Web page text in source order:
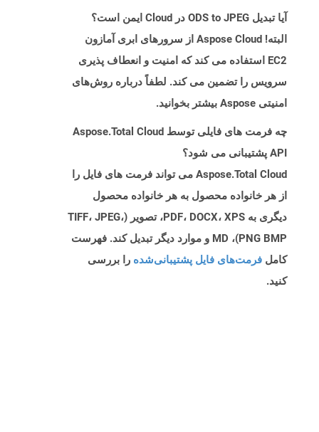
آیا تبدیل ODS to JPEG در Cloud ایمن است؟
البته! Aspose Cloud از سرورهای ابری آمازون
EC2 استفاده می کند که امنیت و انعطاف پذیری
سرویس را تضمین می کند. لطفاً درباره روش‌های
امنیتی Aspose بیشتر بخوانید.
چه فرمت های فایلی توسط Aspose.Total Cloud
API پشتیبانی می شود؟
Aspose.Total Cloud می تواند فرمت های فایل را
از هر خانواده محصول به هر خانواده محصول
دیگری به PDF، DOCX، XPS، تصویر (TIFF، JPEG،
PNG BMP)، MD و موارد دیگر تبدیل کند. فهرست
کامل فرمت‌های فایل پشتیبانی‌شده را بررسی
کنید.